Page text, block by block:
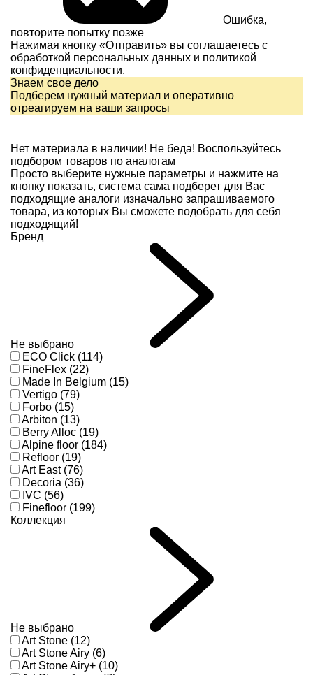
Ошибка,
повторите попытку позже
Нажимая кнопку «Отправить» вы соглашаетесь с
обработкой персональных данных и политикой
конфиденциальности.
Знаем свое дело
Подберем нужный материал и оперативно
отреагируем на ваши запросы
Нет материала в наличии! Не беда! Воспользуйтесь
подбором товаров по аналогам
Просто выберите нужные параметры и нажмите на
кнопку показать, система сама подберет для Вас
подходящие аналоги изначально запрашиваемого
товара, из которых Вы сможете подобрать для себя
подходящий!
Бренд
Не выбрано
ECO Click (114)
FineFlex (22)
Made In Belgium (15)
Vertigo (79)
Forbo (15)
Arbiton (13)
Berry Alloc (19)
Alpine floor (184)
Refloor (19)
Art East (76)
Decoria (36)
IVC (56)
Finefloor (199)
Коллекция
Не выбрано
Art Stone (12)
Art Stone Airy (6)
Art Stone Airy+ (10)